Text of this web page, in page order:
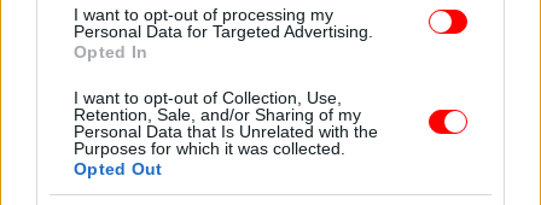
I want to opt-out of processing my
Personal Data for Targeted Advertising.
Opted In
I want to opt-out of Collection, Use,
Retention, Sale, and/or Sharing of my
Personal Data that Is Unrelated with the
Purposes for which it was collected.
Opted Out
ΠΕΡΙΣΣΟΤΕΡΑ ΒΙΝΤΕΟ